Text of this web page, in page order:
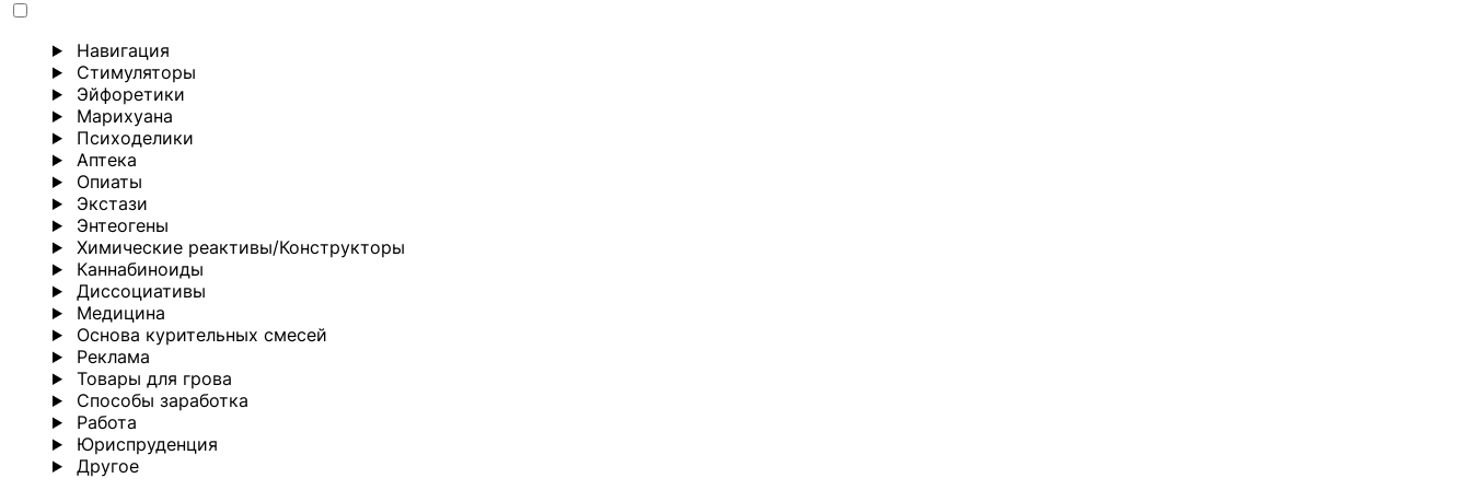
Навигация
Стимуляторы
Эйфоретики
Марихуана
Психоделики
Аптека
Опиаты
Экстази
Энтеогены
Химические реактивы/Конструкторы
Каннабиноиды
Диссоциативы
Медицина
Основа курительных смесей
Реклама
Товары для грова
Способы заработка
Работа
Юриспруденция
Другoе